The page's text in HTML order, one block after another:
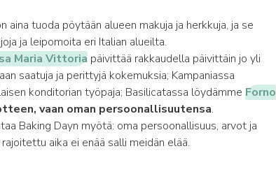
tuoda pöytään alueen makuja ja herkkuja, ja se
ja leipomoita eri Italian alueilta.
Maria Vittoriapäivittää rakkaudella päivittäin jo yli
saatuja ja perittyjä kokemuksia; Kampaniassa
konditorian työpaja; Basilicatassa löydämme Forno
vaan oman persoonallisuutensa.
Baking Dayn myötä: oma persoonallisuus, arvot ja
aika ei enää salli meidän elää.